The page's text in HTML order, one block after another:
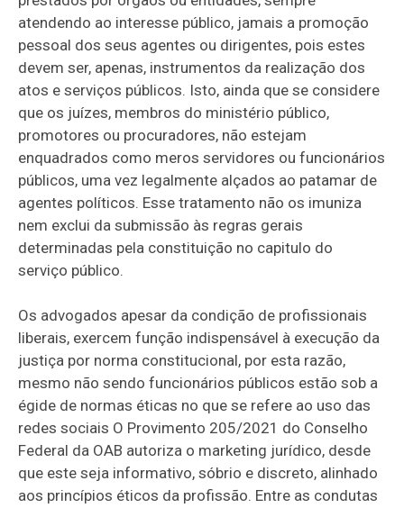
atendendo ao interesse público, jamais a promoção
pessoal dos seus agentes ou dirigentes, pois estes
devem ser, apenas, instrumentos da realização dos
atos e serviços públicos. Isto, ainda que se considere
que os juízes, membros do ministério público,
promotores ou procuradores, não estejam
enquadrados como meros servidores ou funcionários
públicos, uma vez legalmente alçados ao patamar de
agentes políticos. Esse tratamento não os imuniza
nem exclui da submissão às regras gerais
determinadas pela constituição no capitulo do
serviço público.
Os advogados apesar da condição de profissionais
liberais, exercem função indispensável à execução da
justiça por norma constitucional, por esta razão,
mesmo não sendo funcionários públicos estão sob a
égide de normas éticas no que se refere ao uso das
redes sociais O Provimento 205/2021 do Conselho
Federal da OAB autoriza o marketing jurídico, desde
que este seja informativo, sóbrio e discreto, alinhado
aos princípios éticos da profissão. Entre as condutas